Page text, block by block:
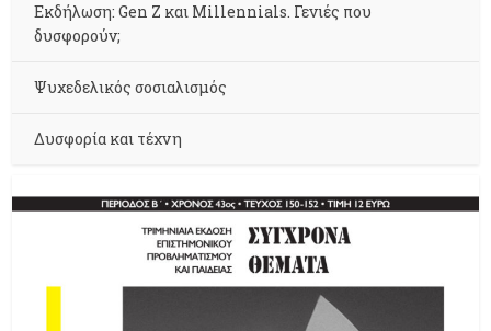
Εκδήλωση: Gen Z και Millennials. Γενιές που
δυσφορούν;
Ψυχεδελικός σοσιαλισμός
Δυσφορία και τέχνη